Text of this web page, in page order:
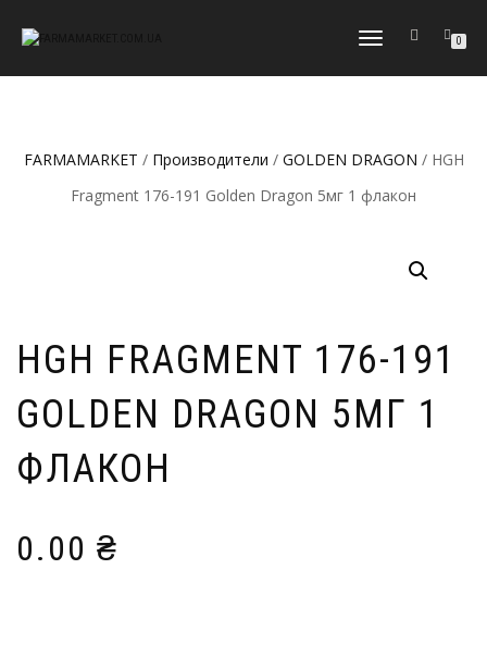
ПЕРЕКЛЮЧИТЬ
0
FARMAMARKET / Производители / GOLDEN DRAGON / HGH
Fragment 176-191 Golden Dragon 5мг 1 флакон
HGH FRAGMENT 176-191
GOLDEN DRAGON 5МГ 1
ФЛАКОН
0.00 ₴